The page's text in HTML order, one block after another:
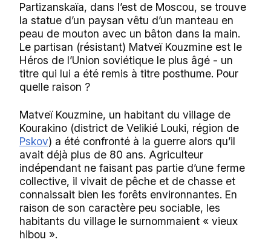
Partizanskaïa, dans l’est de Moscou, se trouve
la statue d’un paysan vêtu d’un manteau en
peau de mouton avec un bâton dans la main.
Le partisan (résistant) Matveï Kouzmine est le
Héros de l’Union soviétique le plus âgé - un
titre qui lui a été remis à titre posthume. Pour
quelle raison ?
Matveï Kouzmine, un habitant du village de
Kourakino (district de Velikié Louki, région de
Pskov) a été confronté à la guerre alors qu’il
avait déjà plus de 80 ans. Agriculteur
indépendant ne faisant pas partie d’une ferme
collective, il vivait de pêche et de chasse et
connaissait bien les forêts environnantes. En
raison de son caractère peu sociable, les
habitants du village le surnommaient « vieux
hibou ».